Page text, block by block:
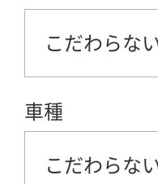
こだわらな
車種
こだわらな